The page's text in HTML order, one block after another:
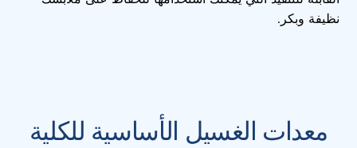
نظيفة وبكر.
معدات الغسيل الأساسية للكلية